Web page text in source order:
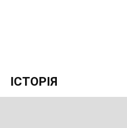
ІСТОРІЯ